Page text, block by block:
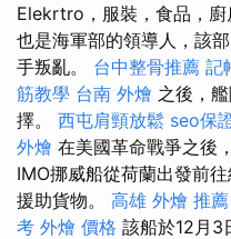
Elekrtro，服裝，食品，
也是海軍部的領導人，該
手叛亂。 台中整骨推薦 記
筋教學 台南 外燴 之後，
擇。 西屯肩頸放鬆 seo保
外燴 在美國革命戰爭之後
IMO挪威船從荷蘭出發前
援助貨物。 高雄 外燴 推薦
考 外燴 價格 該船於12月3